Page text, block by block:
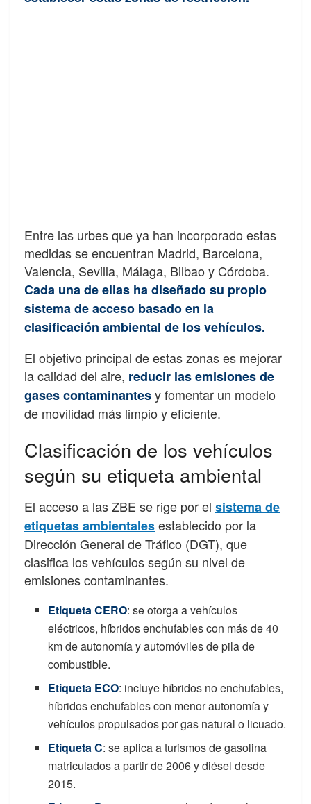
Entre las urbes que ya han incorporado estas
medidas se encuentran Madrid, Barcelona,
Valencia, Sevilla, Málaga, Bilbao y Córdoba.
Cada una de ellas ha diseñado su propio
sistema de acceso basado en la
clasificación ambiental de los vehículos.
El objetivo principal de estas zonas es mejorar
la calidad del aire, reducir las emisiones de
gases contaminantesy fomentar un modelo
de movilidad más limpio y eficiente.
Clasificación de los vehículos
según su etiqueta ambiental
El acceso a las ZBE se rige por el sistema de
etiquetas ambientalesestablecido por la
Dirección General de Tráfico (DGT), que
clasifica los vehículos según su nivel de
emisiones contaminantes.
Etiqueta CERO: se otorga a vehículos
eléctricos, híbridos enchufables con más de 40
km de autonomía y automóviles de pila de
combustible.
Etiqueta ECO: incluye híbridos no enchufables,
híbridos enchufables con menor autonomía y
vehículos propulsados por gas natural o licuado.
Etiqueta C: se aplica a turismos de gasolina
matriculados a partir de 2006 y diésel desde
2015.